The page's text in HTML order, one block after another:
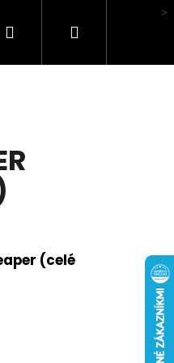
PrihlásenieNákupný
(celé